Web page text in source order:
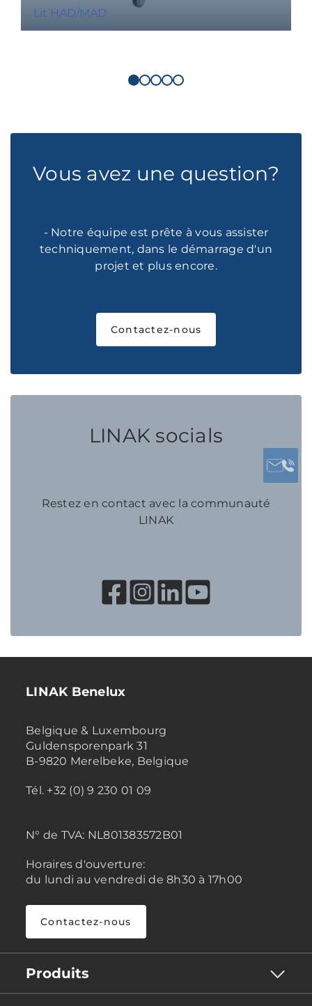
Lit HAD/MAD
Vous avez une question?
- Notre équipe est prête à vous assister
techniquement, dans le démarrage d'un
projet et plus encore.
Contactez-nous
LINAK socials
Restez en contact avec la communauté
LINAK
LINAK Benelux
Belgique & Luxembourg
Guldensporenpark 31
B-9820 Merelbeke, Belgique
Tél. +32 (0) 9 230 01 09
N° de TVA: NL801383572B01
Horaires d'ouverture:
du lundi au vendredi de 8h30 à 17h00
Contactez-nous
Produits